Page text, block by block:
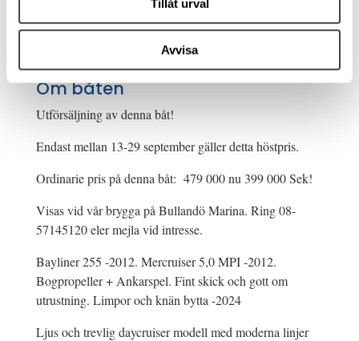
Tillåt urval
Avvisa
7,65 m x 2,59 m
Motortyp: Inombordare
Om båten
Utförsäljning av denna båt!
Endast mellan 13-29 september gäller detta höstpris.
Ordinarie pris på denna båt: 479 000 nu 399 000 Sek!
Visas vid vår brygga på Bullandö Marina. Ring 08-
57145120 eler mejla vid intresse.
Bayliner 255 -2012. Mercruiser 5,0 MPI -2012.
Bogpropeller + Ankarspel. Fint skick och gott om
utrustning. Limpor och knän bytta -2024
Ljus och trevlig daycruiser modell med moderna linjer